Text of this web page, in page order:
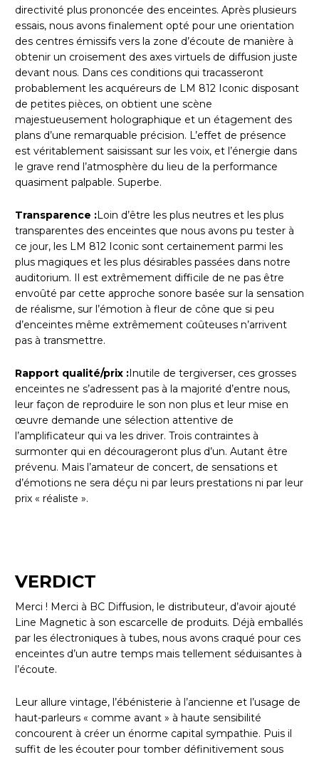
directivité plus prononcée des enceintes. Après plusieurs
essais, nous avons finalement opté pour une orientation
des centres émissifs vers la zone d’écoute de manière à
obtenir un croisement des axes virtuels de diffusion juste
devant nous. Dans ces conditions qui tracasseront
probablement les acquéreurs de LM 812 Iconic disposant
de petites pièces, on obtient une scène
majestueusement holographique et un étagement des
plans d’une remarquable précision. L’effet de présence
est véritablement saisissant sur les voix, et l’énergie dans
le grave rend l’atmosphère du lieu de la performance
quasiment palpable. Superbe.
Transparence :Loin d’être les plus neutres et les plus
transparentes des enceintes que nous avons pu tester à
ce jour, les LM 812 Iconic sont certainement parmi les
plus magiques et les plus désirables passées dans notre
auditorium. Il est extrêmement difficile de ne pas être
envoûté par cette approche sonore basée sur la sensation
de réalisme, sur l’émotion à fleur de cône que si peu
d’enceintes même extrêmement coûteuses n’arrivent
pas à transmettre.
Rapport qualité/prix :Inutile de tergiverser, ces grosses
enceintes ne s’adressent pas à la majorité d’entre nous,
leur façon de reproduire le son non plus et leur mise en
œuvre demande une sélection attentive de
l’amplificateur qui va les driver. Trois contraintes à
surmonter qui en décourageront plus d’un. Autant être
prévenu. Mais l’amateur de concert, de sensations et
d’émotions ne sera déçu ni par leurs prestations ni par leur
prix « réaliste ».
VERDICT
Merci ! Merci à BC Diffusion, le distributeur, d’avoir ajouté
Line Magnetic à son escarcelle de produits. Déjà emballés
par les électroniques à tubes, nous avons craqué pour ces
enceintes d’un autre temps mais tellement séduisantes à
l’écoute.
Leur allure vintage, l’ébénisterie à l’ancienne et l’usage de
haut-parleurs « comme avant » à haute sensibilité
concourent à créer un énorme capital sympathie. Puis il
suffit de les écouter pour tomber définitivement sous